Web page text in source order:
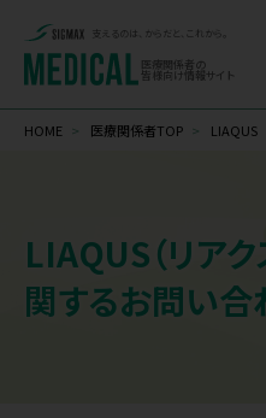
支えるのは、からだと、これから。
医療関係者の
皆様向け情報サイト
HOME > 医療関係者TOP > LIAQUS
LIAQUS（リア
関するお問い合